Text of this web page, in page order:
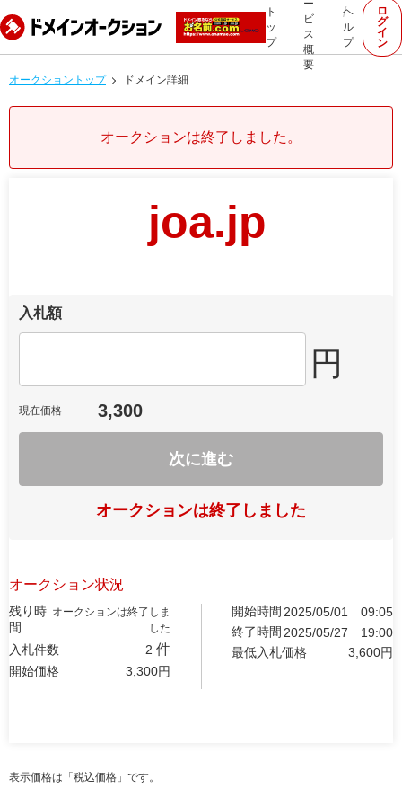
ト
ッ
プ
ー
ビ
ス
概
要
ヘ
ル
プ
ロ
グ
イ
ン
オークショントップ ドメイン詳細
オークションは終了しました。
joa.jp
入札額
円
現在価格 3,300
次に進む
オークションは終了しました
オークション状況
残り時
間
オークションは終了しま
した
入札件数 2 件
開始価格 3,300円
開始時間 2025/05/01
09:05
終了時間 2025/05/27
19:00
最低入札価格
3,600円
表示価格は「税込価格」です。